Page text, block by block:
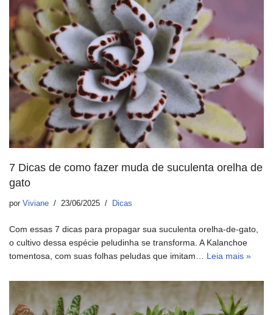
7 Dicas de como fazer muda de suculenta orelha de
gato
por Viviane 23/06/2025 Dicas
Com essas 7 dicas para propagar sua suculenta orelha-de-gato,
o cultivo dessa espécie peludinha se transforma. A Kalanchoe
tomentosa, com suas folhas peludas que imitam… Leia mais »